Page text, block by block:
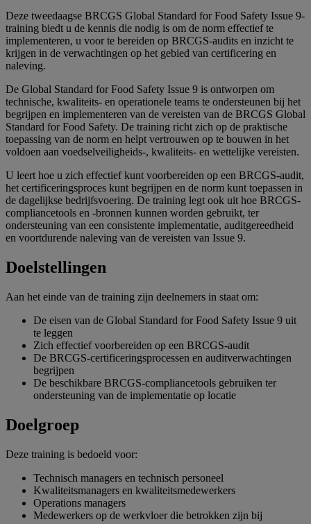
Deze tweedaagse BRCGS Global Standard for Food Safety Issue 9-
training biedt u de kennis die nodig is om de norm effectief te
implementeren, u voor te bereiden op BRCGS-audits en inzicht te
krijgen in de verwachtingen op het gebied van certificering en
naleving.
De Global Standard forFood Safety Issue 9 is ontworpen om
technische, kwaliteits- en operationele teams te ondersteunen bij het
begrijpen en implementeren van de vereisten van de BRCGS Global
Standard forFood Safety. De training richt zich op de praktische
toepassing van de norm en helpt vertrouwen op te bouwen in het
voldoen aan voedselveiligheids-, kwaliteits- en wettelijke vereisten.
U leert hoe u zich effectiefkunt voorbereiden op een BRCGS-audit,
het certificeringsproces kunt begrijpen en de norm kunt toepassen in
de dagelijkse bedrijfsvoering. De training legt ook uit hoe BRCGS-
compliancetools en -bronnen kunnen worden gebruikt, ter
ondersteuning van een consistente implementatie, auditgereedheid
en voortdurende naleving van de vereisten van Issue 9.
Doelstellingen
Aan het einde van de training zijn deelnemers in staat om:
De eisen van de Global Standard for Food Safety Issue 9 uit
te leggen
Zich effectief voorbereiden op een BRCGS-audit
De BRCGS-certificeringsprocessen en auditverwachtingen
begrijpen
De beschikbare BRCGS-compliancetools gebruiken ter
ondersteuning van de implementatie op locatie
Doelgroep
Deze training is bedoeld voor:
Technisch managers en technisch personeel
Kwaliteitsmanagers en kwaliteitsmedewerkers
Operations managers
Medewerkers op de werkvloer die betrokken zijn bij